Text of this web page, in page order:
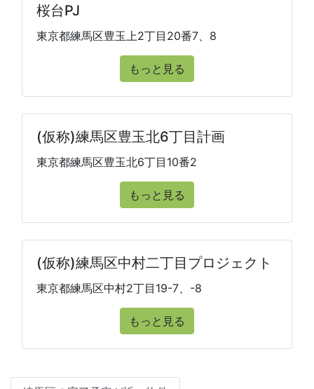
桜台PJ
東京都練馬区豊玉上2丁目20番7、8
もっと見る
(仮称)練馬区豊玉北6丁目計画
東京都練馬区豊玉北6丁目10番2
もっと見る
(仮称)練馬区中村二丁目プロジェクト
東京都練馬区中村2丁目19-7、-8
もっと見る